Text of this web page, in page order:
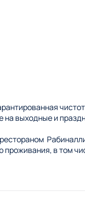
на выходные и
в том
средства
и
скидок при